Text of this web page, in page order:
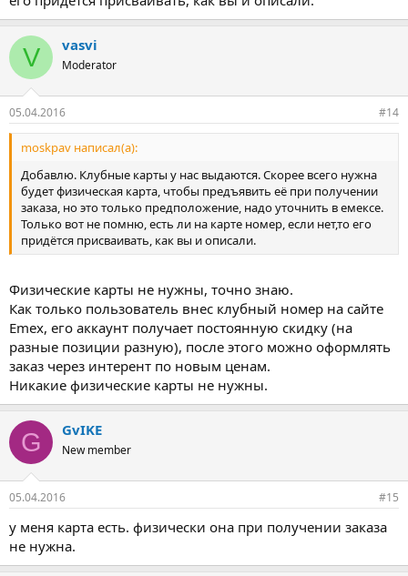
V vasvi
Moderator
05.04.2016 #14
moskpav написал(а):
Добавлю. Клубные карты у нас выдаются. Скорее всего нужна
будет физическая карта, чтобы предъявить её при получении
заказа, но это только предположение, надо уточнить в емексе.
Только вот не помню, есть ли на карте номер, если нет,то его
придётся присваивать, как вы и описали.
Физические карты не нужны, точно знаю.
Как только пользователь внес клубный номер на сайте
Emex, его аккаунт получает постоянную скидку (на
разные позиции разную), после этого можно оформлять
заказ через интерент по новым ценам.
Никакие физические карты не нужны.
G GvIKE
New member
05.04.2016 #15
у меня карта есть. физически она при получении заказа
не нужна.